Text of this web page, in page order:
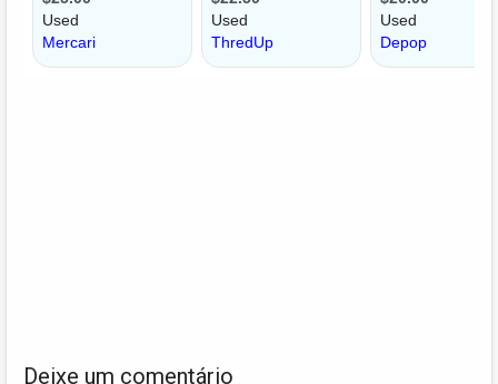
Deixe um comentário